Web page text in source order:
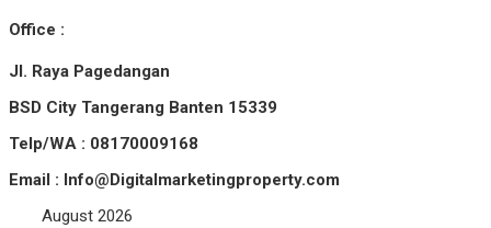
Office :
Jl. Raya Pagedangan
BSD City Tangerang Banten 15339
Telp/WA : 08170009168
Email : Info@Digitalmarketingproperty.com
August 2026